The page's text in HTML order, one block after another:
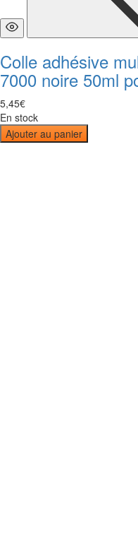
Colle adhésive
7000 noire 50ml
5,45€
En stock
Ajouter au panier